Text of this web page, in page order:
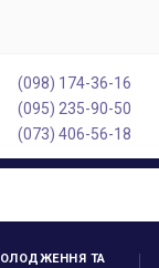
(098) 174-36-16
(095) 235-90-50
(073) 406-56-18
ТА